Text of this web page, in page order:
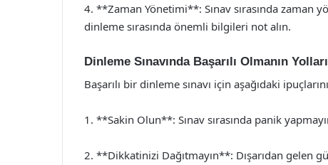
4. **Zaman Yönetimi**: Sınav sırasında zaman
dinleme sırasında önemli bilgileri not alın.
Dinleme Sınavında Başarılı Olmanın Yolları
Başarılı bir dinleme sınavı için aşağıdaki
1. **Sakin Olun**: Sınav sırasında panik
2. **Dikkatinizi Dağıtmayın**: Dışarıdan gelen